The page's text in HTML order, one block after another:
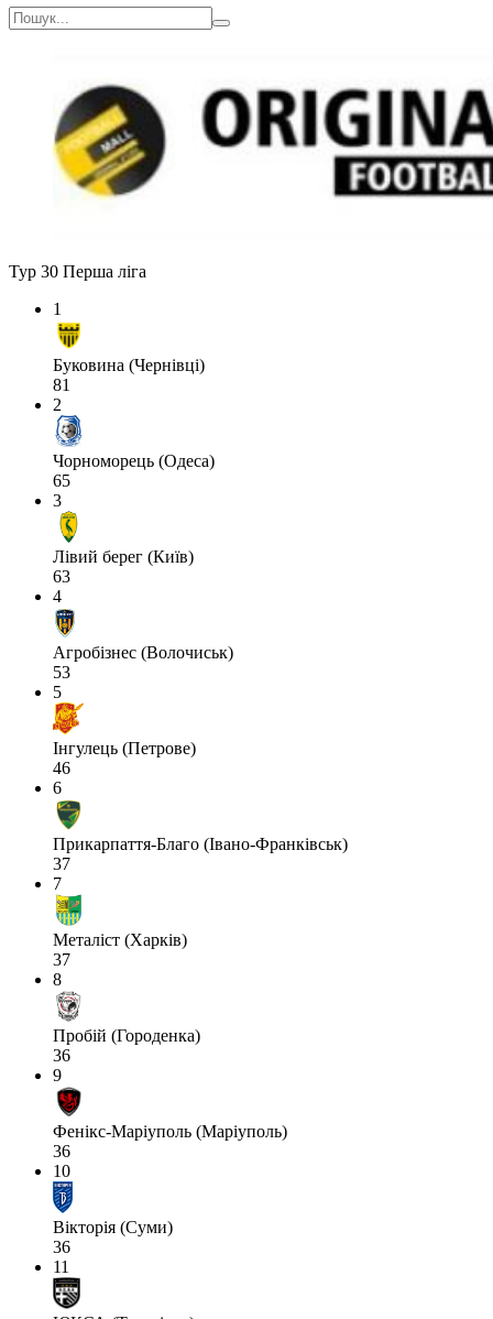
Тур 30 Перша ліга
1
Буковина (Чернівці)
81
2
Чорноморець (Одеса)
65
3
Лівий берег (Київ)
63
4
Агробізнес (Волочиськ)
53
5
Інгулець (Петрове)
46
6
Прикарпаття-Благо (Івано-Франківськ)
37
7
Металіст (Харків)
37
8
Пробій (Городенка)
36
9
Фенікс-Маріуполь (Маріуполь)
36
10
Вікторія (Суми)
36
11